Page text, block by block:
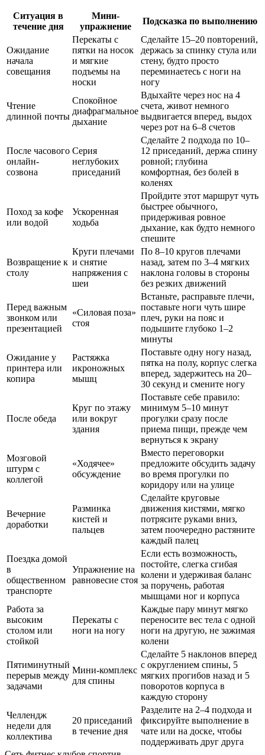
Ситуация в
течение дня
Мини-
упражнение
Подсказка по выполнению
Ожидание
начала
совещания
Перекаты с
пятки на носок
и мягкие
подъемы на
носки
Сделайте 15–20 повторений,
держась за спинку стула или
стену, будто просто
переминаетесь с ноги на
ногу
Чтение
длинной почты
Спокойное
диафрагмальное
дыхание
Вдыхайте через нос на 4
счета, живот немного
выдвигается вперед, выдох
через рот на 6–8 счетов
После часового
онлайн-
созвона
Серия
неглубоких
приседаний
Сделайте 2 подхода по 10–
12 приседаний, держа спину
ровной; глубина
комфортная, без болей в
коленях
Поход за кофе
или водой
Ускоренная
ходьба
Пройдите этот маршрут чуть
быстрее обычного,
придерживая ровное
дыхание, как будто немного
спешите
Возвращение к
столу
Круги плечами
и снятие
напряжения с
шеи
По 8–10 кругов плечами
назад, затем по 3–4 мягких
наклона головы в стороны
без резких движений
Перед важным
звонком или
презентацией
«Силовая поза»
стоя
Встаньте, расправьте плечи,
поставьте ноги чуть шире
плеч, руки на пояс и
подышите глубоко 1–2
минуты
Ожидание у
принтера или
копира
Растяжка
икроножных
мышц
Поставьте одну ногу назад,
пятка на полу, корпус слегка
вперед, задержитесь на 20–
30 секунд и смените ногу
После обеда
Круг по этажу
или вокруг
здания
Поставьте себе правило:
минимум 5–10 минут
прогулки сразу после
приема пищи, прежде чем
вернуться к экрану
Мозговой
штурм с
коллегой
«Ходячее»
обсуждение
Вместо переговорки
предложите обсудить задачу
во время прогулки по
коридору или на улице
Вечерние
доработки
Разминка
кистей и
пальцев
Сделайте круговые
движения кистями, мягко
потрясите руками вниз,
затем поочередно растяните
каждый палец
Поездка домой
в
общественном
транспорте
Упражнение на
равновесие стоя
Если есть возможность,
постойте, слегка сгибая
колени и удерживая баланс
за поручень, работая
мышцами ног и корпуса
Работа за
высоким
столом или
стойкой
Перекаты с
ноги на ногу
Каждые пару минут мягко
переносите вес тела с одной
ноги на другую, не зажимая
колени
Пятиминутный
перерыв между
задачами
Мини-комплекс
для спины
Сделайте 5 наклонов вперед
с округлением спины, 5
мягких прогибов назад и 5
поворотов корпуса в
каждую сторону
Челлендж
недели для
коллектива
20 приседаний
в течение дня
Разделите на 2–4 подхода и
фиксируйте выполнение в
чате или на доске, чтобы
поддерживать друг друга